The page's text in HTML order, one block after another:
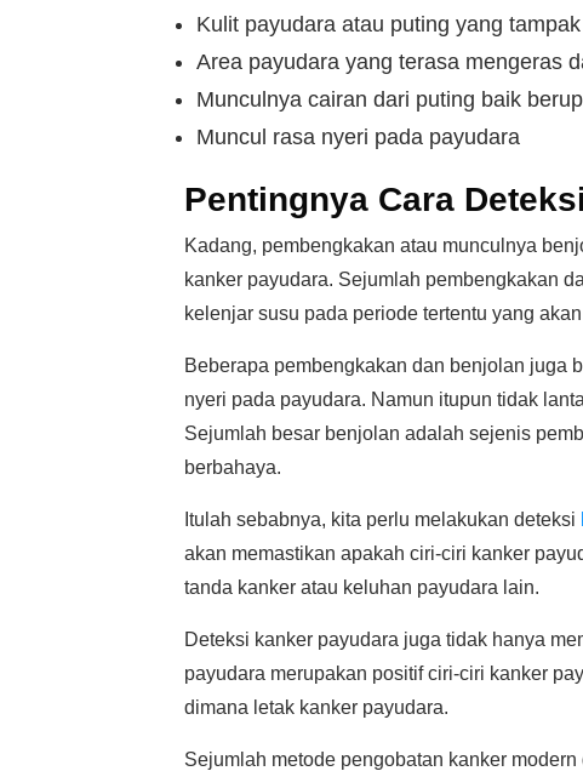
Kulit payudara atau puting yang
Area payudara yang terasa mengeras
Munculnya cairan dari puting baik
Muncul rasa nyeri pada payudara
Pentingnya Cara
Kadang, pembengkakan atau munculnya
kanker payudara. Sejumlah pembengkakan
kelenjar susu pada periode tertentu yang
Beberapa pembengkakan dan benjolan juga
nyeri pada payudara. Namun itupun tidak
Sejumlah besar benjolan adalah sejenis
berbahaya.
Itulah sebabnya, kita perlu melakukan deteksi
akan memastikan apakah ciri-ciri kanker
tanda kanker atau keluhan payudara lain.
Deteksi kanker payudara juga tidak hanya
payudara merupakan positif ciri-ciri kanker
dimana letak kanker payudara.
Sejumlah metode pengobatan kanker